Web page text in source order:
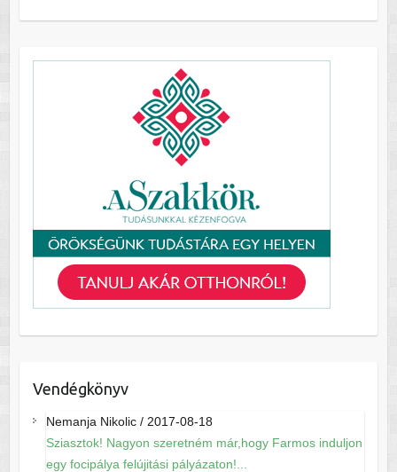
Vendégkönyv
Nemanja Nikolic/ 2017-08-18
Sziasztok! Nagyon szeretném már,hogy Farmos induljon
egy focipálya felújitási pályázaton!...